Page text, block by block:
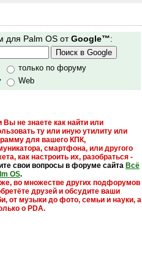
для Palm OS отGoogle™:
только по форуму
Web
Вы не знаете как найти или
ту или иную утилиту или
для вашего КПК,
смартфона, или другого
как настроить их, разобраться -
свои вопросы в форуме сайта Всё
OS.
во множестве других подфорумов
друзей и обсудите ваши
от музыки до фото, семьи и науки, а
о PDA.